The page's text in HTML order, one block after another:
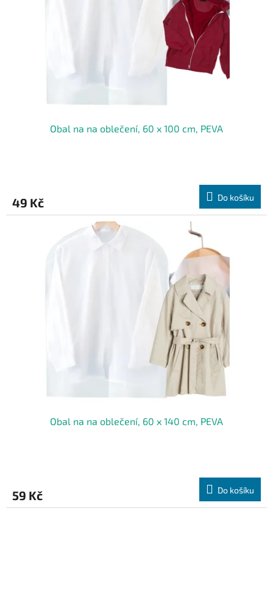
Obal na na oblečení, 60 x 100 cm, PEVA
49 Kč Do košíku
Obal na na oblečení, 60 x 140 cm, PEVA
59 Kč Do košíku